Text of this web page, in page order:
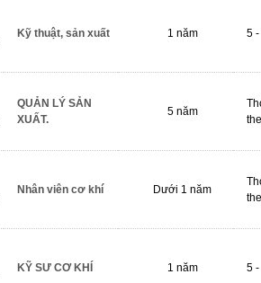
Kỹ thuật, sản xuất 1 năm 5
QUẢN LÝ SẢN
XUẤT.
5 năm
Nhân viên cơ khí Dưới 1 năm
KỸ SƯ CƠ KHÍ 1 năm 5